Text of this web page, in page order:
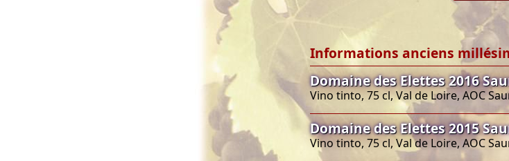
Informations anciens
Domaine des Elettes 2016
Vino tinto, 75 cl, Val de Loire, AOC
Domaine des Elettes 2015
Vino tinto, 75 cl, Val de Loire, AOC